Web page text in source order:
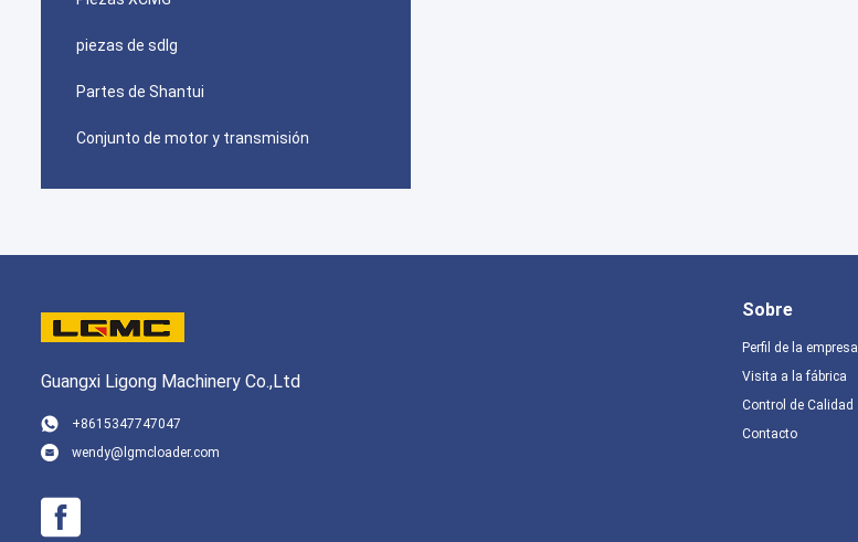
piezas de sdlg
Partes de Shantui
Conjunto de motor y transmisión
Guangxi Ligong Machinery Co.,Ltd
+8615347747047
wendy@lgmcloader.com
Sobre
Perfil de la empresa
Visita a la fábrica
Control de Calidad
Contacto